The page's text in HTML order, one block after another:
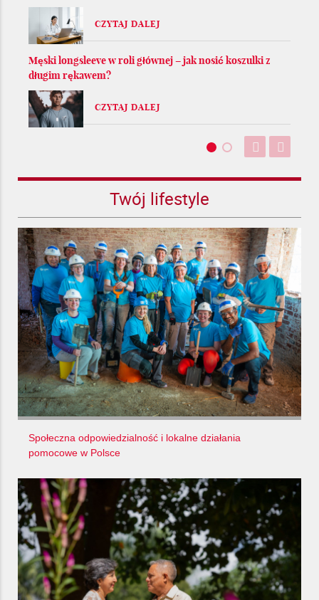
CZYTAJ DALEJ
Męski longsleeve w roli głównej – jak nosić koszulki z
długim rękawem?
CZYTAJ DALEJ
Twój lifestyle
Społeczna odpowiedzialność i lokalne działania
pomocowe w Polsce